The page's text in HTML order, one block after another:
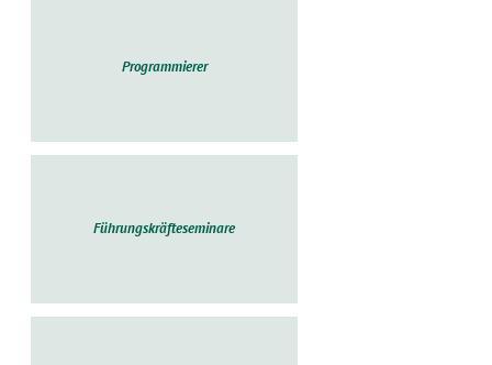
Programmierer
Führungskräfteseminare